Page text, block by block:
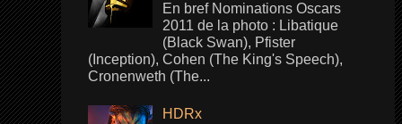
En bref Nominations Oscars
2011 de la photo : Libatique
(Black Swan), Pfister
(Inception), Cohen (The King's Speech),
Cronenweth (The...
HDRx